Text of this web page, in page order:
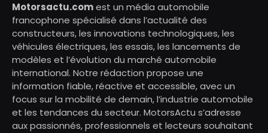
Motorsactu.comest un média automobile
francophone spécialisé dans l’actualité des
constructeurs, les innovations technologiques, les
véhicules électriques, les essais, les lancements de
modèles et l’évolution du marché automobile
international. Notre rédaction propose une
information fiable, réactive et accessible, avec un
focus sur la mobilité de demain, l’industrie automobile
et les tendances du secteur. MotorsActu s’adresse
aux passionnés, professionnels et lecteurs souhaitant